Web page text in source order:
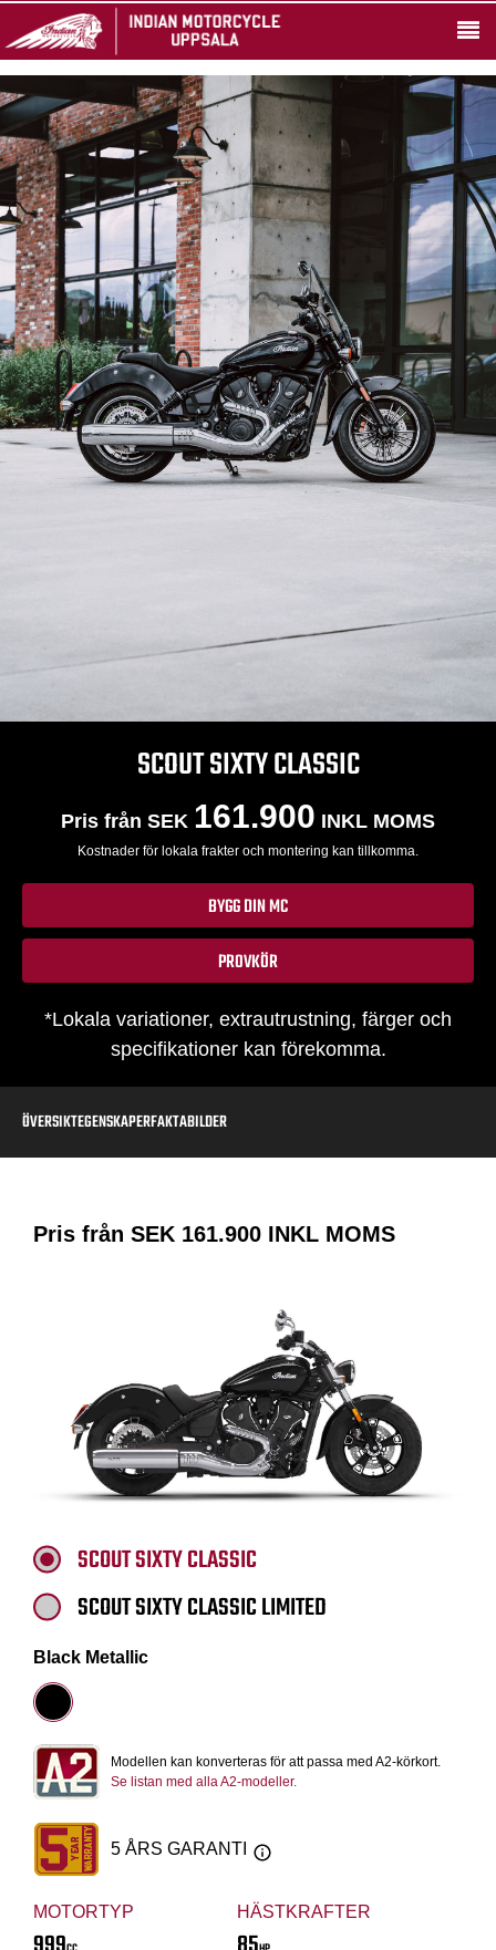
SCOUT SIXTY CLASSIC
Pris från SEK 161.900 INKL MOMS
Kostnader för lokala frakter och montering kan tillkomma.
BYGG DIN MC
PROVKÖR
*Lokala variationer, extrautrustning, färger och
specifikationer kan förekomma.
ÖVERSIKTEGENSKAPERFAKTABILDER
Pris från SEK 161.900 INKL MOMS
MOTORTYP HÄSTKRAFTER
SCOUT SIXTY CLASSIC
SCOUT SIXTY CLASSIC LIMITED
Black Metallic
Modellen kan konverteras för att passa med A2-körkort.
Se listan med alla A2-modeller.
5 ÅRS GARANTI